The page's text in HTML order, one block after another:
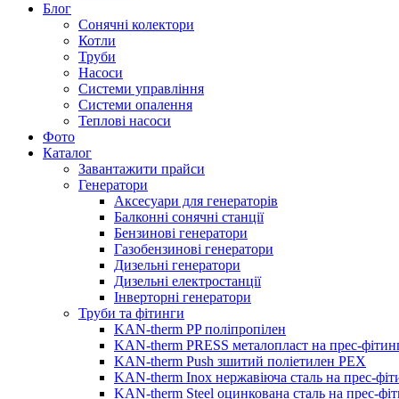
Блог
Сонячні колектори
Котли
Труби
Насоси
Системи управління
Системи опалення
Теплові насоси
Фото
Каталог
Завантажити прайси
Генератори
Аксесуари для генераторів
Балконні сонячні станції
Бензинові генератори
Газобензинові генератори
Дизельні генератори
Дизельні електростанції
Інверторні генератори
Труби та фітинги
KAN-therm PP поліпропілен
KAN-therm PRESS металопласт на прес-
KAN-therm Push зшитий поліетилен PEX
KAN-therm Inox нержавіюча сталь на прес-
KAN-therm Steel оцинкована сталь на прес-